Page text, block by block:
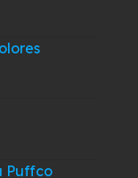
Puffco